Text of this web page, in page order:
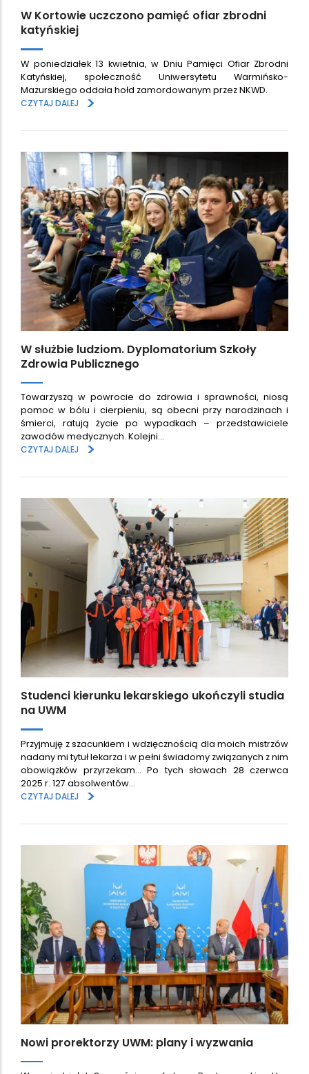
W Kortowie uczczono pamięć ofiar zbrodni
katyńskiej
W poniedziałek 13 kwietnia, w Dniu Pamięci Ofiar Zbrodni
Katyńskiej, społeczność Uniwersytetu Warmińsko-
Mazurskiego oddała hołd zamordowanym przez NKWD.
CZYTAJ DALEJ
>
W służbie ludziom. Dyplomatorium Szkoły
Zdrowia Publicznego
Towarzyszą w powrocie do zdrowia i sprawności, niosą
pomoc w bólu i cierpieniu, są obecni przy narodzinach i
śmierci, ratują życie po wypadkach – przedstawiciele
zawodów medycznych. Kolejni…
CZYTAJ DALEJ
>
Studenci kierunku lekarskiego ukończyli studia
na UWM
Przyjmuję z szacunkiem i wdzięcznością dla moich mistrzów
nadany mi tytuł lekarza i w pełni świadomy związanych z nim
obowiązków przyrzekam... Po tych słowach 28 czerwca
2025 r. 127 absolwentów…
CZYTAJ DALEJ
>
Nowi prorektorzy UWM: plany i wyzwania